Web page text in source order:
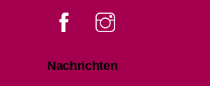
Facebook
Nachrichten